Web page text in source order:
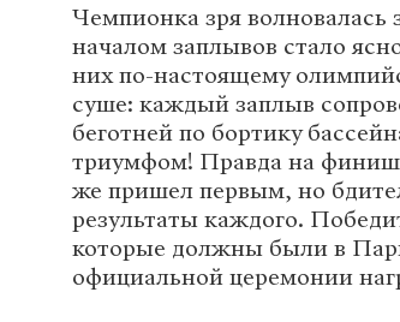
Чемпионка зря
началом заплывов стало
них по-настоящему
суше: каждый заплыв
беготней по бортику
триумфом! Правда на
же пришел первым, но
результаты каждого.
которые должны были в
официальной церемонии